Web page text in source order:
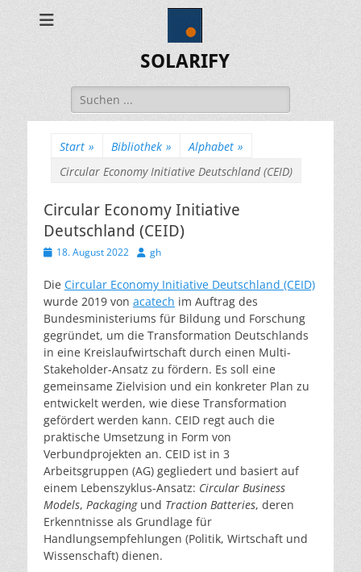
SOLARIFY
Suchen
nach:
Start » Bibliothek » Alphabet »
Circular Economy Initiative Deutschland (CEID)
Circular Economy Initiative
Deutschland (CEID)
Veröffentlicht
18. August 2022 Autor
gh
Die Circular Economy Initiative Deutschland (CEID)
wurde 2019 von acatech im Auftrag des
Bundesministeriums für Bildung und Forschung
gegründet, um die Transformation Deutschlands
in eine Kreislaufwirtschaft durch einen Multi-
Stakeholder-Ansatz zu fördern. Es soll eine
gemeinsame Zielvision und ein konkreter Plan zu
entwickelt werden, wie diese Transformation
gefördert werden kann. CEID regt auch die
praktische Umsetzung in Form von
Verbundprojekten an. CEID ist in 3
Arbeitsgruppen (AG) gegliedert und basiert auf
einem Lebenszyklus-Ansatz: Circular Business
Models, Packagingund Traction Batteries, deren
Erkenntnisse als Grundlage für
Handlungsempfehlungen (Politik, Wirtschaft und
Wissenschaft) dienen.